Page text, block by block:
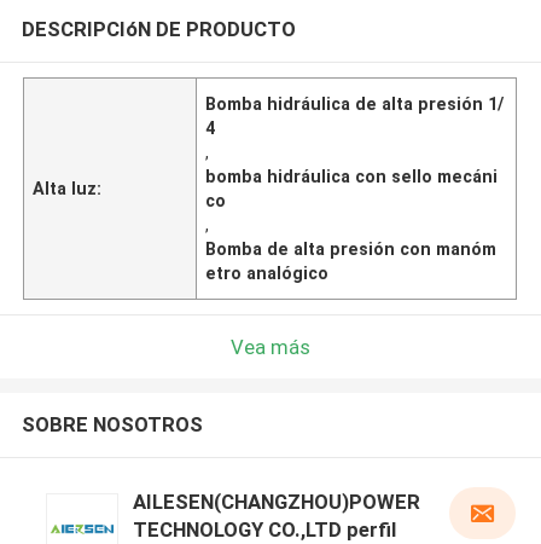
DESCRIPCIóN DE PRODUCTO
Alta luz:
Bomba hidráulica de alta presión 1/
4
,
bomba hidráulica con sello mecáni
co
,
Bomba de alta presión con manóm
etro analógico
Vea más
SOBRE NOSOTROS
AILESEN(CHANGZHOU)POWER
TECHNOLOGY CO.,LTD perfil